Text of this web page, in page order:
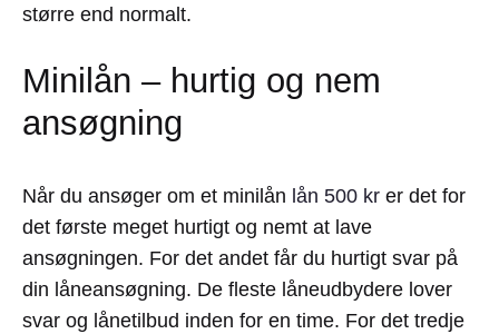
større end normalt.
Minilån – hurtig og nem
ansøgning
Når du ansøger om et minilån lån 500 kr er det for
det første meget hurtigt og nemt at lave
ansøgningen. For det andet får du hurtigt svar på
din låneansøgning. De fleste låneudbydere lover
svar og lånetilbud inden for en time. For det tredje